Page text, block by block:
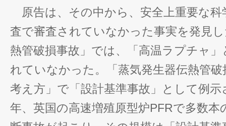
原告は、その中から、安全上重要な科
査で審査されていなかった事実を発見
熱管破損事故」では、「高温ラプチャ
れていなかった。「蒸気発生器伝熱管
考え方」で「設計基準事故」として例
年、英国の高速増殖原型炉PFRで多数本